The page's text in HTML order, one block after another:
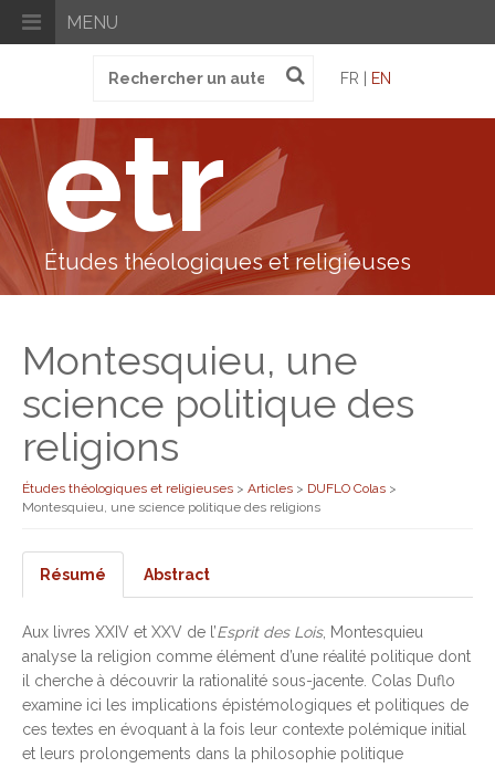
MENU
pour
FR | EN
etr
Études théologiques et religieuses
Montesquieu, une
science politique des
religions
Études théologiques et religieuses > Articles > DUFLO Colas >
Montesquieu, une science politique des religions
Résumé Abstract
Aux livres XXIV et XXV de l’Esprit des Lois, Montesquieu
analyse la religion comme élément d’une réalité politique dont
il cherche à découvrir la rationalité sous-jacente. Colas Duflo
examine ici les implications épistémologiques et politiques de
ces textes en évoquant à la fois leur contexte polémique initial
et leurs prolongements dans la philosophie politique